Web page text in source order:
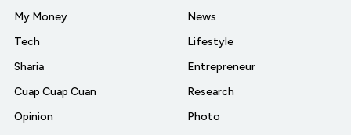
My Money
Tech
Sharia
Cuap Cuap Cuan
Opinion
News
Lifestyle
Entrepreneur
Research
Photo